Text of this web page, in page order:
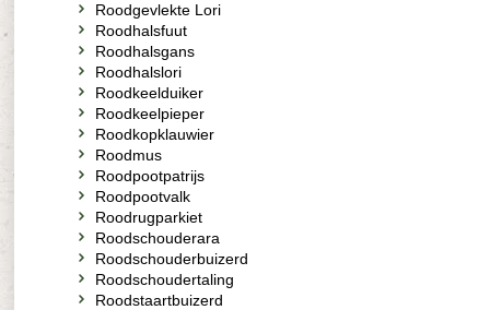
Roodgevlekte Lori
Roodhalsfuut
Roodhalsgans
Roodhalslori
Roodkeelduiker
Roodkeelpieper
Roodkopklauwier
Roodmus
Roodpootpatrijs
Roodpootvalk
Roodrugparkiet
Roodschouderara
Roodschouderbuizerd
Roodschoudertaling
Roodstaartbuizerd